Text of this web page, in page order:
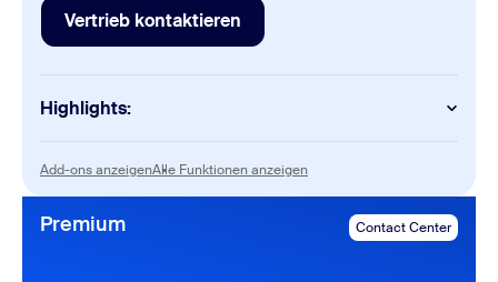
Vertrieb kontaktieren
Vertrieb kontaktieren
Highlights:
Flow-Editor und Sprachdialogsystem
Echtzeit-Transkription
Fernsteuerung
Add-ons anzeigenAdd-ons anzeigen
Alle Funktionen anzeigen
Premium Contact Center